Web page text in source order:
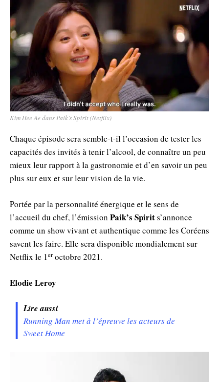
Kim Hee Ae dans Paik’s Spirit (Netflix)
Chaque épisode sera semble-t-il l’occasion de tester les
capacités des invités à tenir l’alcool, de connaître un peu
mieux leur rapport à la gastronomie et d’en savoir un peu
plus sur eux et sur leur vision de la vie.
Portée par la personnalité énergique et le sens de
l’accueil du chef, l’émission Paik’s Spirits’annonce
comme un show vivant et authentique comme les Coréens
savent les faire. Elle sera disponible mondialement sur
Netflix le 1eroctobre 2021.
Elodie Leroy
Lire aussi
Running Man met à l’épreuve les acteurs de
Sweet Home